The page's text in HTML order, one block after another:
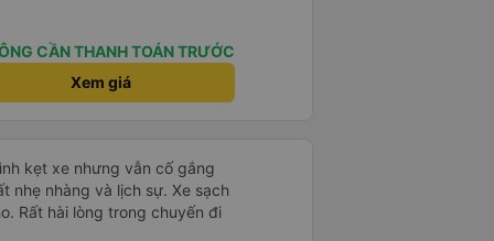
CẦN THANH TOÁN TRƯỚC
Xem giá
kẹt xe nhưng vẫn cố gắng
nhẹ nhàng và lịch sự. Xe sạch
Rất hài lòng trong chuyến đi